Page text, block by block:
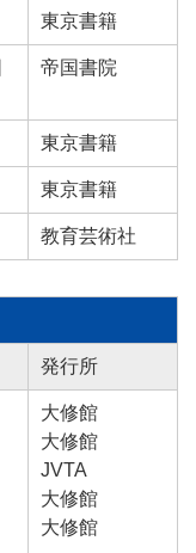
東京書籍
帝国書院
東京書籍
東京書籍
教育芸術社
発行所
大修館
大修館
JVTA
大修館
大修館